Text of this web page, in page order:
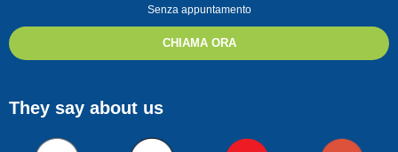
Senza appuntamento
CHIAMA ORA
They say about us